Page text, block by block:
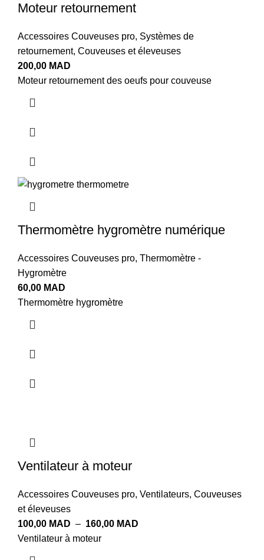
Moteur retournement
Accessoires Couveuses pro, Systèmes de
retournement, Couveuses et éleveuses
200,00 MAD
Moteur retournement des oeufs pour couveuse
Thermomètre hygromètre numérique
Accessoires Couveuses pro, Thermomètre -
Hygromètre
60,00 MAD
Thermomètre hygromètre
Ventilateur à moteur
Accessoires Couveuses pro, Ventilateurs, Couveuses
et éleveuses
100,00 MAD – 160,00 MAD
Ventilateur à moteur